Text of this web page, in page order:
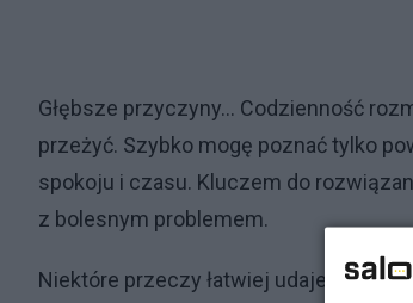
Głębsze przyczyny... Codzienność
przeżyć. Szybko mogę poznać tylko
spokoju i czasu. Kluczem do
z bolesnym problemem.
Niektóre przeczy łatwiej udaje mi się